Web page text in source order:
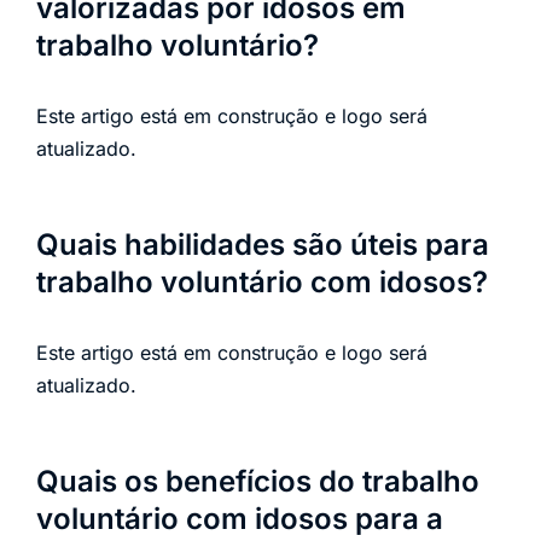
valorizadas por idosos em
trabalho voluntário?
Este artigo está em construção e logo será
atualizado.
Quais habilidades são úteis para
trabalho voluntário com idosos?
Este artigo está em construção e logo será
atualizado.
Quais os benefícios do trabalho
voluntário com idosos para a